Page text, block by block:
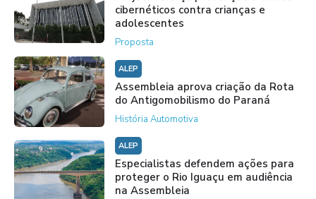
cibernéticos contra crianças e
adolescentes
Proposta
ALEP
Assembleia aprova criação da Rota
do Antigomobilismo do Paraná
História Automotiva
ALEP
Especialistas defendem ações para
proteger o Rio Iguaçu em audiência
na Assembleia